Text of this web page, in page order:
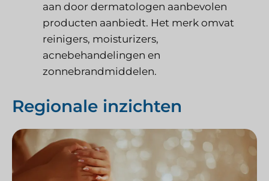
aan door dermatologen aanbevolen
producten aanbiedt. Het merk omvat
reinigers, moisturizers,
acnebehandelingen en
zonnebrandmiddelen.
Regionale inzichten